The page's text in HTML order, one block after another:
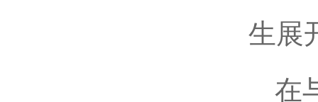
生展
在